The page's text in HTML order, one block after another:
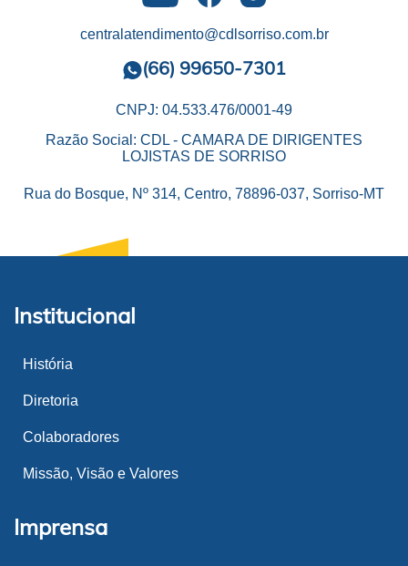
centralatendimento@cdlsorriso.com.br
(66) 99650-7301
CNPJ: 04.533.476/0001-49
Razão Social: CDL - CAMARA DE DIRIGENTES
LOJISTAS DE SORRISO
Rua do Bosque, Nº 314, Centro, 78896-037, Sorriso-MT
Institucional
História
Diretoria
Colaboradores
Missão, Visão e Valores
Imprensa